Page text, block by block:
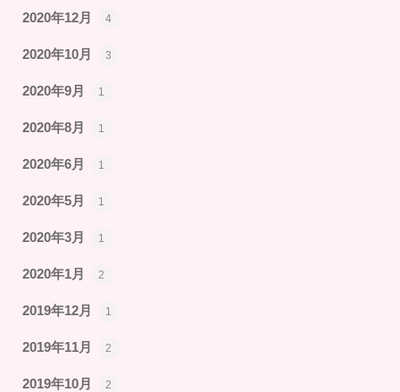
2020年12月 4
2020年10月 3
2020年9月 1
2020年8月 1
2020年6月 1
2020年5月 1
2020年3月 1
2020年1月 2
2019年12月 1
2019年11月 2
2019年10月 2